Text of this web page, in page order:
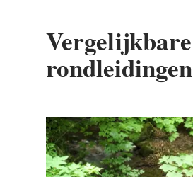
Vergelijkbare
rondleidingen